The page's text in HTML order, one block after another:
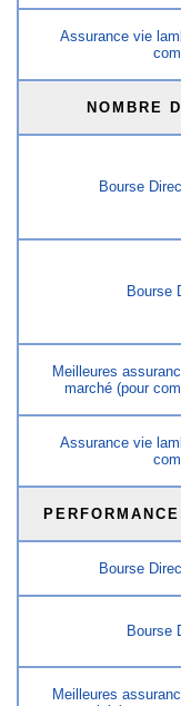
Assurance vie
NOMBRE
Bourse
Bourse
Meilleures
marché (pour
Assurance vie
Bourse
Bourse
Meilleures